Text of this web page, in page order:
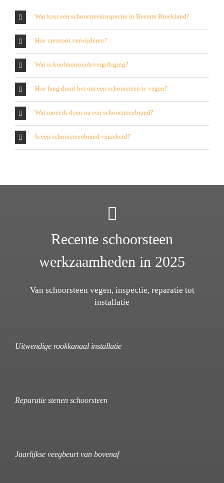
Wat kost een schoorsteeninspectie in Beemte Broekland?
Hoe creosoot verwijderen?
Wat is koolmonoxidevergiftiging?
Hoe lang duurt het om een schoorsteen te vegen?
Wat moet ik doen na een schoorsteenbrand?
Is een schoorsteenbrand verzekerd?
Recente schoorsteen
werkzaamheden in 2025
Van schoorsteen vegen, inspectie, reparatie tot
installatie
Uitwendige rookkanaal installatie
Reparatie stenen schoorsteen
Jaarlijkse veegbeurt van bovenaf